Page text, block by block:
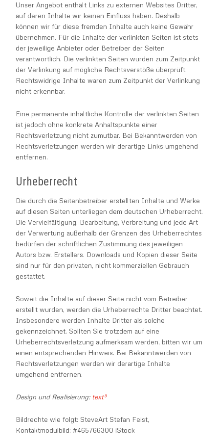
Unser Angebot enthält Links zu externen Websites Dritter,
auf deren Inhalte wir keinen Einfluss haben. Deshalb
können wir für diese fremden Inhalte auch keine Gewähr
übernehmen. Für die Inhalte der verlinkten Seiten ist stets
der jeweilige Anbieter oder Betreiber der Seiten
verantwortlich. Die verlinkten Seiten wurden zum Zeitpunkt
der Verlinkung auf mögliche Rechtsverstöße überprüft.
Rechtswidrige Inhalte waren zum Zeitpunkt der Verlinkung
nicht erkennbar.
Eine permanente inhaltliche Kontrolle der verlinkten Seiten
ist jedoch ohne konkrete Anhaltspunkte einer
Rechtsverletzung nicht zumutbar. Bei Bekanntwerden von
Rechtsverletzungen werden wir derartige Links umgehend
entfernen.
Urheberrecht
Die durch die Seitenbetreiber erstellten Inhalte und Werke
auf diesen Seiten unterliegen dem deutschen Urheberrecht.
Die Vervielfältigung, Bearbeitung, Verbreitung und jede Art
der Verwertung außerhalb der Grenzen des Urheberrechtes
bedürfen der schriftlichen Zustimmung des jeweiligen
Autors bzw. Erstellers. Downloads und Kopien dieser Seite
sind nur für den privaten, nicht kommerziellen Gebrauch
gestattet.
Soweit die Inhalte auf dieser Seite nicht vom Betreiber
erstellt wurden, werden die Urheberrechte Dritter beachtet.
Insbesondere werden Inhalte Dritter als solche
gekennzeichnet. Sollten Sie trotzdem auf eine
Urheberrechtsverletzung aufmerksam werden, bitten wir um
einen entsprechenden Hinweis. Bei Bekanntwerden von
Rechtsverletzungen werden wir derartige Inhalte
umgehend entfernen.
Design und Realisierung: text³
Bildrechte wie folgt: SteveArt Stefan Feist,
Kontaktmodulbild: #465766300 iStock